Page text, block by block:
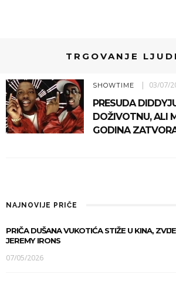
TRGOVANJE
SHOWTIME 03/07/
PRESUDA
DOŽIVOTNU, ALI
GODINA
NAJNOVIJE PRIČE
PRIČA DUŠANA VUKOTIĆA STIŽE U KINA,
JEREMY IRONS
07/05/2026